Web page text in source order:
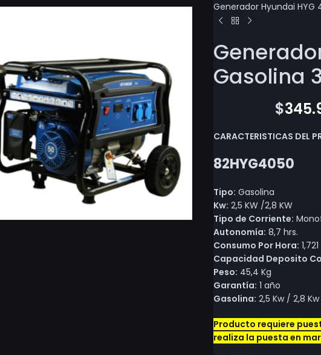
Generador Hyundai HYG
Gasolina
$
CARACTERISTICAS DEL
82HYG4050
Tipo: Gasolina
Kw: 2,5 KW /2,8 KW
Tipo de Corriente:
Autonomía: 8,7 hrs.
Consumo Por Hora: 1,721
Capacidad Deposito
Peso: 45,4 Kg
Garantía: 1 año
Gasolina: 2,5 Kw / 2,8
Producto requiere
realiza la puesta en